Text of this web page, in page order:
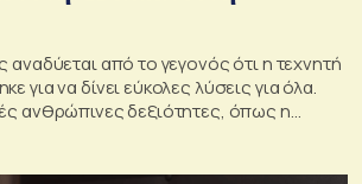
αναδύεται από το γεγονός ότι η τεχνητή
για να δίνει εύκολες λύσεις για όλα.
ανθρώπινες δεξιότητες, όπως η